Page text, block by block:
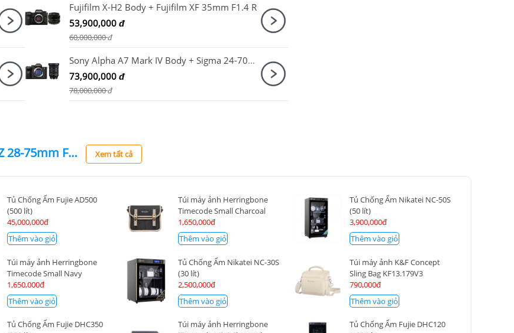
Fujifilm X-H2 Body + Fujifilm XF 35mm F1.4 R
53,900,000 đ
60,000,000đ
Sony Alpha A7 Mark IV Body + Sigma 24-70mm f/2.8 DG DN II Art
73,900,000 đ
78,000,000đ
Ống kính Nikon Nikkor Z 28-75mm F2.8 S (Nhập khẩu) Xem tất cả
Tủ Chống Ẩm Fujie AD500
(500 lít)
45,000,000đ
Thêm vào giỏ
Túi máy ảnh Herringbone
Timecode Small Charcoal
1,650,000đ
Thêm vào giỏ
Tủ Chống Ẩm Nikatei NC-50S
(50 lít)
3,900,000đ
Thêm vào giỏ
Túi máy ảnh Herringbone
Timecode Small Navy
1,650,000đ
Thêm vào giỏ
Tủ Chống Ẩm Nikatei NC-30S
(30 lít)
2,500,000đ
Thêm vào giỏ
Túi máy ảnh K&F Concept
Sling Bag KF13.179V3
790,000đ
Thêm vào giỏ
Tủ Chống Ẩm Fujie DHC350
Túi máy ảnh Herringbone
Tủ Chống Ẩm Fujie DHC120